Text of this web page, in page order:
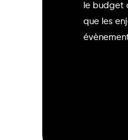
le budget
que les